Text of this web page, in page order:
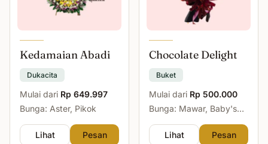
Kedamaian Abadi
Dukacita
Mulai dari Rp 649.997
Bunga: Aster, Pikok
Lihat Pesan
Chocolate Delight
Buket
Mulai dari Rp 500.000
Bunga: Mawar, Baby's
Lihat
Pesan